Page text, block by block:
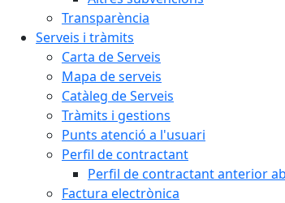
Transparència
Serveis i tràmits
Carta de Serveis
Mapa de serveis
Catàleg de Serveis
Tràmits i gestions
Punts atenció a l'usuari
Perfil de contractant
Perfil de contractant anterior
Factura electrònica